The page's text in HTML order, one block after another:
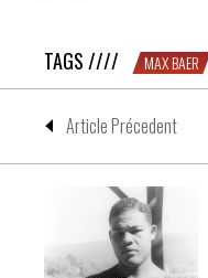
TAGS //// MAX BAER
Article Précedent